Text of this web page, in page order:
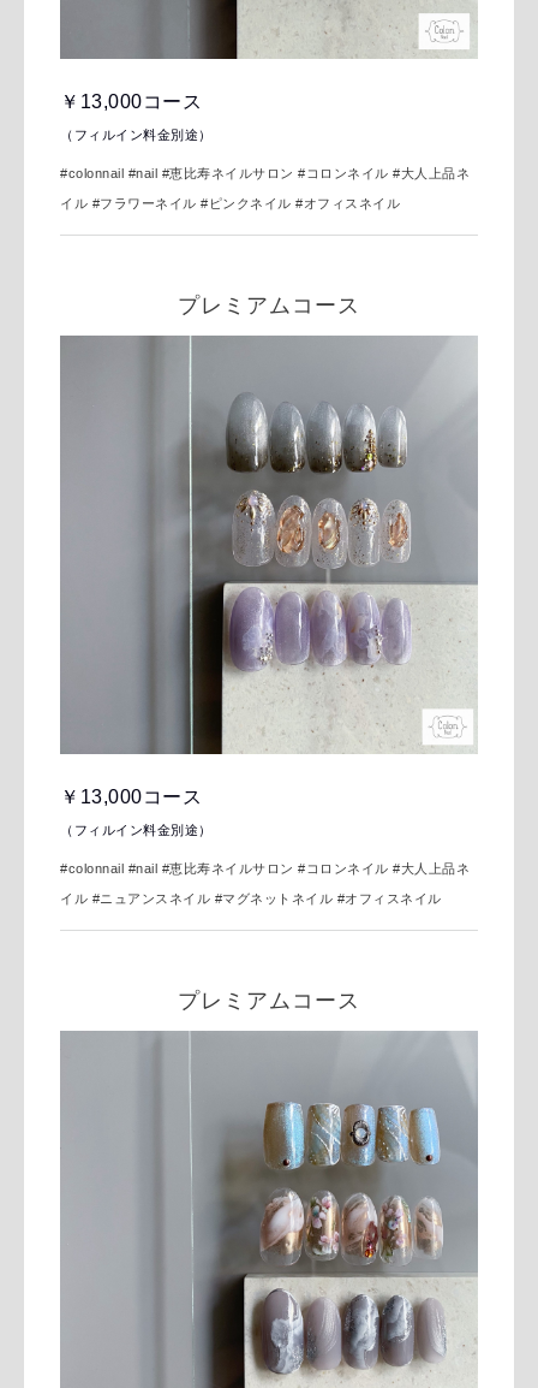
￥13,000コース
（フィルイン料金別途）
#colonnail #nail #恵比寿ネイルサロン #コロンネイル #大人上品ネ
イル #フラワーネイル #ピンクネイル #オフィスネイル
プレミアムコース
￥13,000コース
（フィルイン料金別途）
#colonnail #nail #恵比寿ネイルサロン #コロンネイル #大人上品ネ
イル #ニュアンスネイル #マグネットネイル #オフィスネイル
プレミアムコース